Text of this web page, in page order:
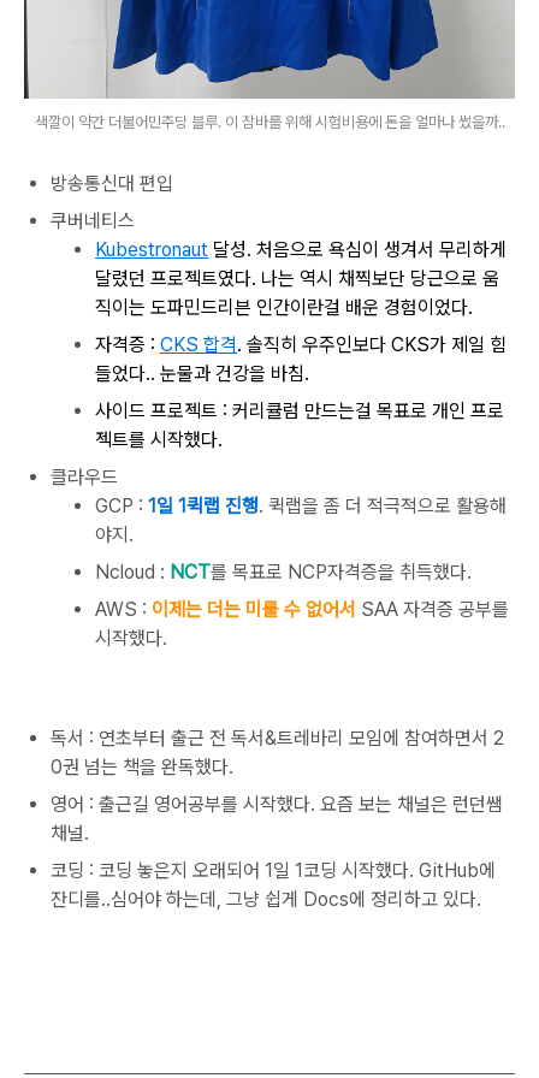
색깔이 약간 더불어민주당 블루. 이 잠바를 위해 시험비용에 돈을 얼마나 썼을까..
방송통신대 편입
쿠버네티스
Kubestronaut 달성. 처음으로 욕심이 생겨서 무리하게
달렸던 프로젝트였다. 나는 역시 채찍보단 당근으로 움
직이는 도파민드리븐 인간이란걸 배운 경험이었다.
자격증 : CKS 합격. 솔직히 우주인보다 CKS가 제일 힘
들었다.. 눈물과 건강을 바침.
사이드 프로젝트 : 커리큘럼 만드는걸 목표로 개인 프로
젝트를 시작했다.
클라우드
GCP : 1일 1퀵랩 진행. 퀵랩을 좀 더 적극적으로 활용해
야지.
Ncloud : NCT를 목표로 NCP자격증을 취득했다.
AWS : 이제는 더는 미룰 수 없어서 SAA 자격증 공부를
시작했다.
독서 : 연초부터 출근 전 독서&트레바리 모임에 참여하면서 2
0권 넘는 책을 완독했다.
영어 : 출근길 영어공부를 시작했다. 요즘 보는 채널은 런던쌤
채널.
코딩 : 코딩 놓은지 오래되어 1일 1코딩 시작했다. GitHub에
잔디를..심어야 하는데, 그냥 쉽게 Docs에 정리하고 있다.